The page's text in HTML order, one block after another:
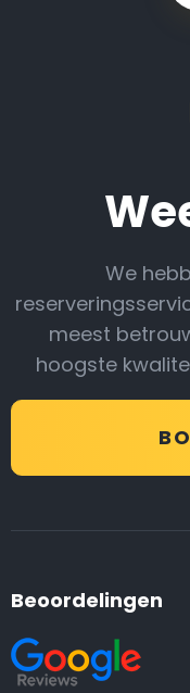
We
meest
hoogste
Beoordelingen